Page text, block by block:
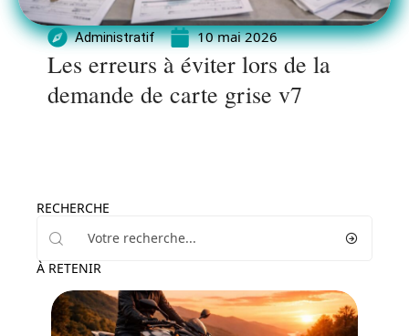
Administratif 10 mai 2026
Les erreurs à éviter lors de la
demande de carte grise v7
RECHERCHE
À RETENIR